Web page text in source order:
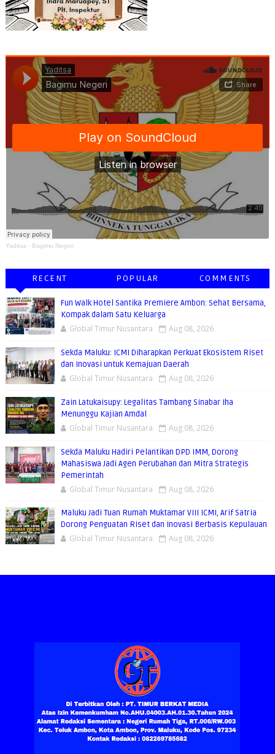
Yaditsa · Bagimu Negeri
RECENT POPULAR COMMENTS
Fun Walk Hotel Santika Premiere Ambon: Sehat Bersama,
Kompak dalam Satu Keluarga
Global Timur Nusantara Aug 08, 2026
Sekda Maluku: ICMI Diharapkan Perkuat Ekosistem Riset
dan Inovasi untuk Kemajuan Daerah
Global Timur Nusantara Aug 08, 2026
Zain Latukaisupy: Legalitas Tambang Sinabar Iha
Menunggu Kajian Amdal
Global Timur Nusantara Aug 08, 2026
Sekda Maluku Hadiri Pelantikan DPD IMM, Dorong
Mahasiswa Jadi Agen Perubahan dan Mitra Strategis
Pemerintah
Global Timur Nusantara Aug 08, 2026
Maluku Jadi Tuan Rumah Muktamar VIII ICMI, Arif Satria
Dorong Penguatan Riset dan Inovasi Berbasis Kepulauan
Global Timur Nusantara Aug 08, 2026